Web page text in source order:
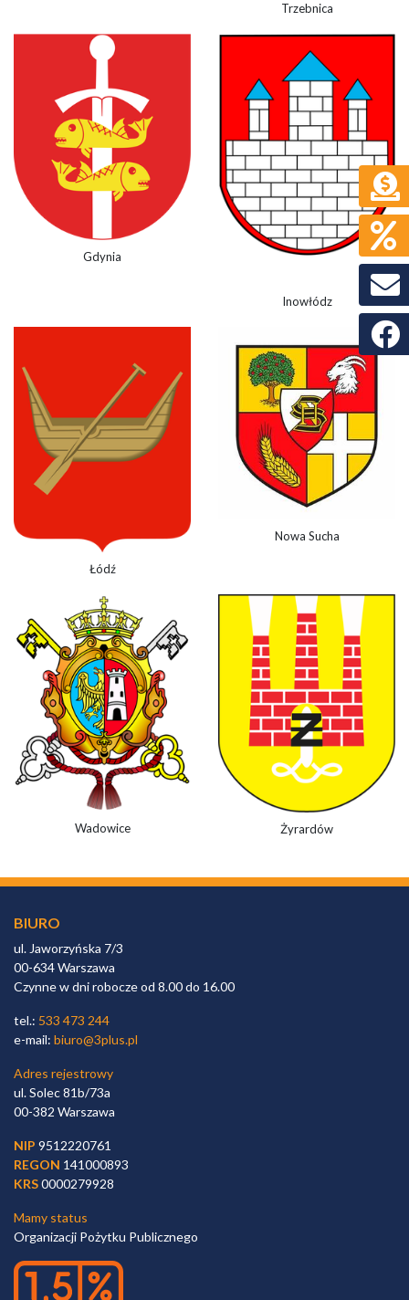
Trzebnica
Gdynia
Inowłódz
Łódź
Nowa Sucha
Wadowice Żyrardów
BIURO
ul. Jaworzyńska 7/3
00-634 Warszawa
Czynne w dni robocze od 8.00 do 16.00
tel.: 533 473 244
e-mail: biuro@3plus.pl
Adres rejestrowy
ul. Solec 81b/73a
00-382 Warszawa
NIP 9512220761
REGON 141000893
KRS0000279928
Mamy status
Organizacji Pożytku Publicznego